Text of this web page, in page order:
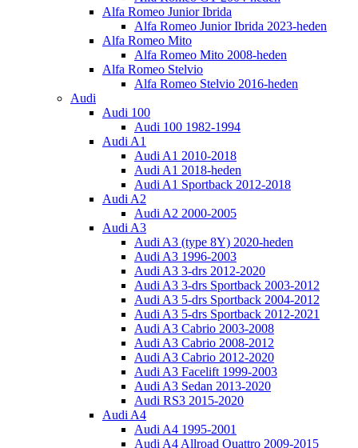
Alfa Romeo Junior Ibrida
Alfa Romeo Junior Ibrida 2023-heden
Alfa Romeo Mito
Alfa Romeo Mito 2008-heden
Alfa Romeo Stelvio
Alfa Romeo Stelvio 2016-heden
Audi
Audi 100
Audi 100 1982-1994
Audi A1
Audi A1 2010-2018
Audi A1 2018-heden
Audi A1 Sportback 2012-2018
Audi A2
Audi A2 2000-2005
Audi A3
Audi A3 (type 8Y) 2020-heden
Audi A3 1996-2003
Audi A3 3-drs 2012-2020
Audi A3 3-drs Sportback 2003-2012
Audi A3 5-drs Sportback 2004-2012
Audi A3 5-drs Sportback 2012-2021
Audi A3 Cabrio 2003-2008
Audi A3 Cabrio 2008-2012
Audi A3 Cabrio 2012-2020
Audi A3 Facelift 1999-2003
Audi A3 Sedan 2013-2020
Audi RS3 2015-2020
Audi A4
Audi A4 1995-2001
Audi A4 Allroad Quattro 2009-2015